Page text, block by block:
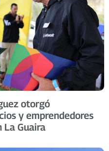
otorgó
y emprendedores
La Guaira